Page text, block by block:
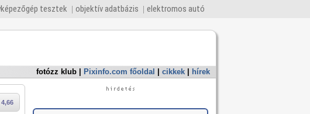
tesztek objektív adatbázis elektromos autó
fotózz klub Pixinfo.com főoldal cikkek hírek
4,66